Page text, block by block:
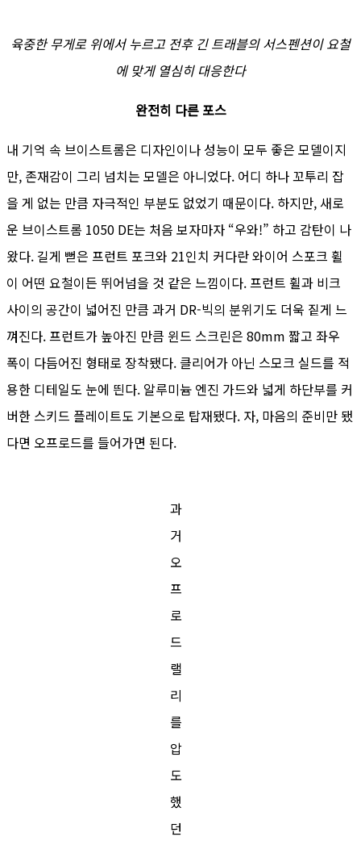
육중한 무게로 위에서 누르고 전후 긴 트래블의 서스펜션이 요철
에 맞게 열심히 대응한다
완전히 다른 포스
내 기억 속 브이스트롬은 디자인이나 성능이 모두 좋은 모델이지
만, 존재감이 그리 넘치는 모델은 아니었다. 어디 하나 꼬투리 잡
을 게 없는 만큼 자극적인 부분도 없었기 때문이다. 하지만, 새로
운 브이스트롬 1050 DE는 처음 보자마자 “우와!” 하고 감탄이 나
왔다. 길게 뻗은 프런트 포크와 21인치 커다란 와이어 스포크 휠
이 어떤 요철이든 뛰어넘을 것 같은 느낌이다. 프런트 휠과 비크
사이의 공간이 넓어진 만큼 과거 DR-빅의 분위기도 더욱 짙게 느
껴진다. 프런트가 높아진 만큼 윈드 스크린은 80mm 짧고 좌우
폭이 다듬어진 형태로 장착됐다. 클리어가 아닌 스모크 실드를 적
용한 디테일도 눈에 띈다. 알루미늄 엔진 가드와 넓게 하단부를 커
버한 스키드 플레이트도 기본으로 탑재됐다. 자, 마음의 준비만 됐
다면 오프로드를 들어가면 된다.
과
거
오
프
로
드
랠
리
를
압
도
했
던